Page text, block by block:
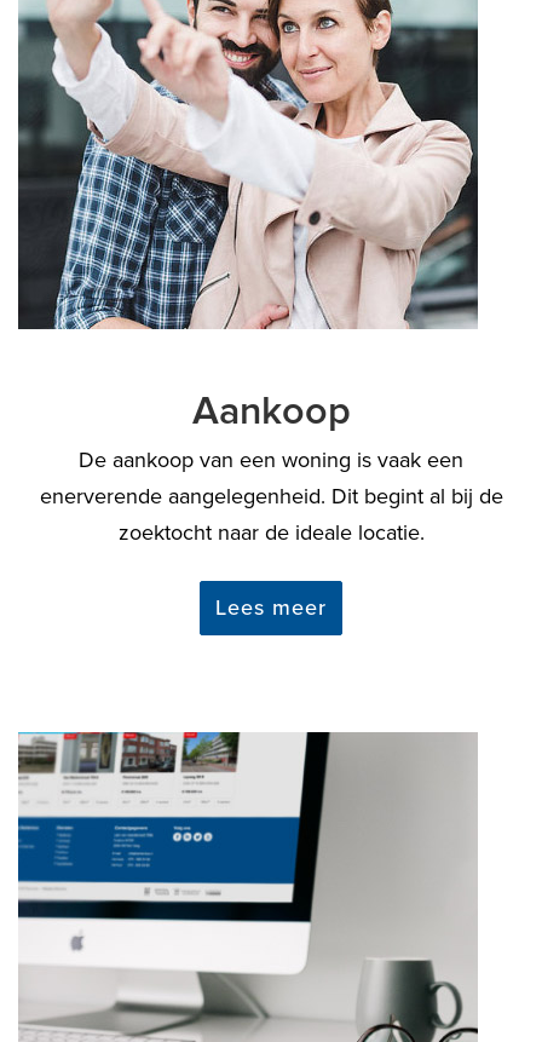
Aankoop
De aankoop van een woning is vaak een
enerverende aangelegenheid. Dit begint al bij de
zoektocht naar de ideale locatie.
Lees meer